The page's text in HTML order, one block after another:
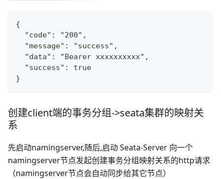
{
  "code": "200",
  "message": "success",
  "data": "Bearer xxxxxxxxxx",
  "success": true
}
创建client端的事务分组->seata集群的映射关
系
先启动namingserver,随后,启动 Seata-Server 向一个
namingserver节点发起创建事务分组映射关系的http请求
（namingserver节点会自动同步给其它节点）